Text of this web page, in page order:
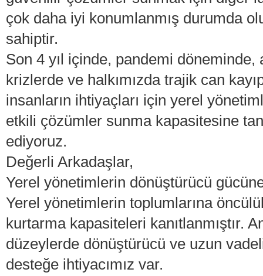
çok daha iyi konumlanmış durumda
sahiptir.
Son 4 yıl içinde, pandemi döneminde,
krizlerde ve halkımızda trajik can
insanların ihtiyaçları için yerel
etkili çözümler sunma kapasitesine
ediyoruz.
Değerli Arkadaşlar,
Yerel yönetimlerin dönüştürücü
Yerel yönetimlerin toplumlarına
kurtarma kapasiteleri kanıtlanmıştır.
düzeylerde dönüştürücü ve uzun
desteğe ihtiyacımız var.